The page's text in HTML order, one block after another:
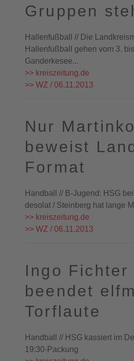
Gruppen
Hallenfußball // Die
Hallenfußball gehen vom 3.
Ganderkesee...
>> kreiszeitung.de
>> WZ / 06.11.2013
Nur
beweist
Format
Handball // B-Jugend: HSG
desolat / Steinberg hat lange
>> kreiszeitung.de
>> WZ / 06.11.2013
Ingo Fichter
beendet
Torflaute
Handball // HSG kassiert im
19:30-Packung